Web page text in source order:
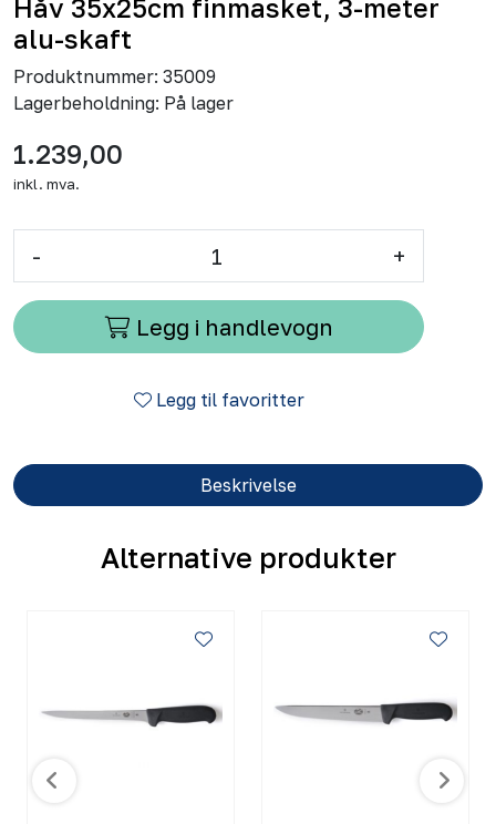
Håv 35x25cm finmasket, 3-meter
alu-skaft
Produktnummer: 35009
Lagerbeholdning: På lager
1.239,00
inkl. mva.
- +
Legg i handlevogn
Legg til favoritter
Beskrivelse
Alternative produkter